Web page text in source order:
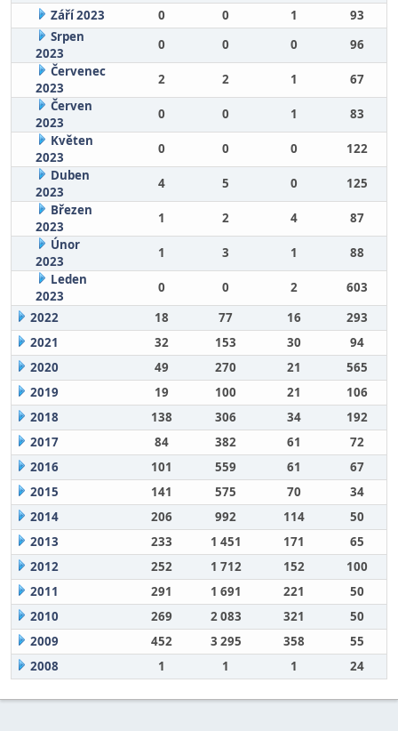
Září 2023
0 0 1
93
Srpen
2023
0 0 0
96
Červenec
2023
2 2 1
67
Červen
2023
0 0 1
83
Květen
2023
0 0 0
122
Duben
2023
4 5 0
125
Březen
2023
1 2 4
87
Únor
2023
1 3 1
88
Leden
2023
0 0 2
603
2022
18 77 16
293
2021
32 153 30
94
2020
49 270 21
565
2019
19 100 21
106
2018
138 306 34
192
2017
84 382 61
72
2016
101 559 61
67
2015
141 575 70
34
2014
206 992 114
50
2013
233 1 451 171
65
2012
252 1 712 152
100
2011
291 1 691 221
50
2010
269 2 083 321
50
2009
452 3 295 358
55
2008
1 1 1 24